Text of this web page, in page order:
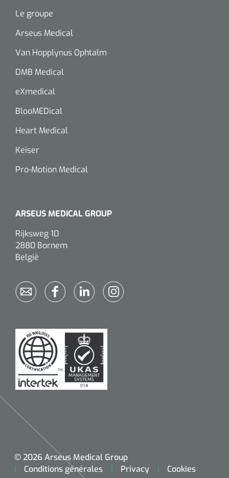
Le groupe
Arseus Medical
Van Hopplynus Ophtalm
DMB Medical
eXmedical
BlooMEDical
Heart Medical
Keiser
Pro-Motion Medical
ARSEUS MEDICAL GROUP
Rijksweg 10
2880 Bornem
België
© 2026 Arseus Medical Group
Conditions générales
Privacy Cookies